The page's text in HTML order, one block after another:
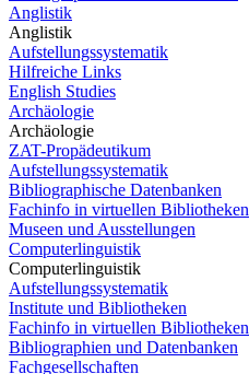
Anglistik
Anglistik
Aufstellungssystematik
Hilfreiche Links
English Studies
Archäologie
Archäologie
ZAT-Propädeutikum
Aufstellungssystematik
Bibliographische Datenbanken
Fachinfo in virtuellen Bibliotheken
Museen und Ausstellungen
Computerlinguistik
Computerlinguistik
Aufstellungssystematik
Institute und Bibliotheken
Fachinfo in virtuellen Bibliotheken
Bibliographien und Datenbanken
Fachgesellschaften